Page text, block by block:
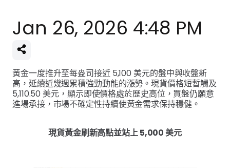
Jan 26, 2026 4:48 PM
黃金一度推升至每盎司接近 5,100 美元的盤中與收盤新
高，延續近幾週累積強勁動能的漲勢。現貨價格短暫觸及
5,110.50 美元，顯示即使價格處於歷史高位，買盤仍願意
進場承接，市場不確定性持續使黃金需求保持穩健。
現貨黃金刷新高點並站上 5,000 美元